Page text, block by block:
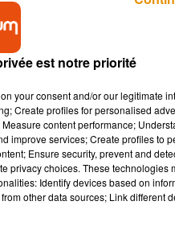
footballeurs du club
un accident de la route
produit. Pour des raisons
est notre priorité
your consent and/or our legitimate
Create profiles for personalised
content performance;
improve services; Create profiles to
Ensure security, prevent and
privacy choices. These technologies
Identify devices based on
other data sources; Link different